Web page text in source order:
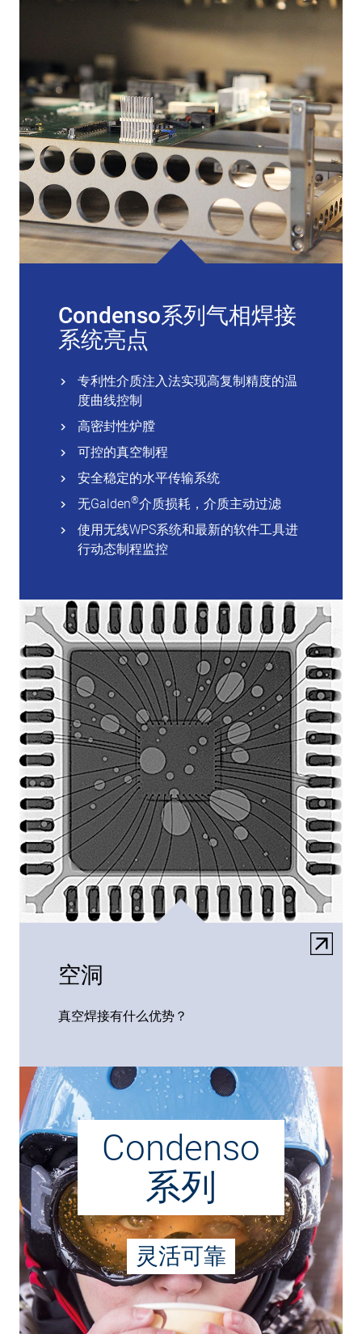
Condenso系列气相焊接
系统亮点
专利性介质注入法实现高复制精度的温
度曲线控制
高密封性炉膛
可控的真空制程
安全稳定的水平传输系统
无Galden®介质损耗，介质主动过滤
使用无线WPS系统和最新的软件工具进
行动态制程监控
空洞
真空焊接有什么优势？
Condenso
系列
灵活可靠